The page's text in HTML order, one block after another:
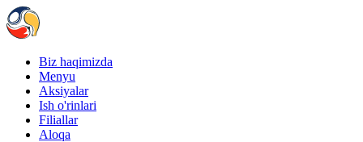
Biz haqimizda
Menyu
Aksiyalar
Ish o'rinlari
Filiallar
Aloqa